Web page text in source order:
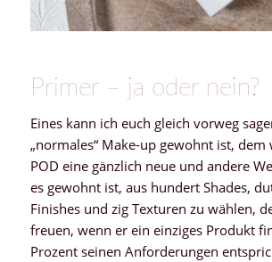
Primer – ja oder nein?
Eines kann ich euch gleich vorweg
„normales“ Make-up gewohnt ist,
POD eine gänzlich neue und andere
es gewohnt ist, aus hundert Shades,
Finishes und zig Texturen zu wählen,
freuen, wenn er ein einziges Produkt
Prozent seinen Anforderungen